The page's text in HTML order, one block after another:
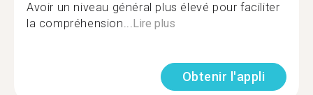
Avoir un niveau général plus élevé pour faciliter
la compréhension...Lire plus
Obtenir l'appli